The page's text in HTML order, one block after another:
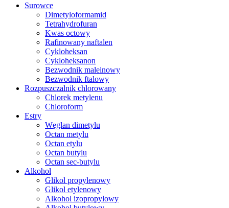
Surowce
Dimetyloformamid
Tetrahydrofuran
Kwas octowy
Rafinowany naftalen
Cykloheksan
Cykloheksanon
Bezwodnik maleinowy
Bezwodnik ftalowy
Rozpuszczalnik chlorowany
Chlorek metylenu
Chloroform
Estry
Węglan dimetylu
Octan metylu
Octan etylu
Octan butylu
Octan sec-butylu
Alkohol
Glikol propylenowy
Glikol etylenowy
Alkohol izopropylowy